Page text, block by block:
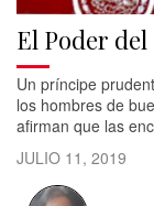
El Poder
Un príncipe
los hombres de
afirman que las
JULIO 11, 2019